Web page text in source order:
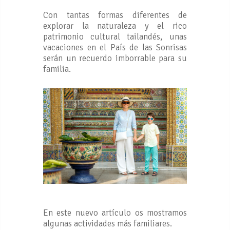
Con tantas formas diferentes de
explorar la naturaleza y el rico
patrimonio cultural tailandés, unas
vacaciones en el País de las Sonrisas
serán un recuerdo imborrable para su
familia.
En este nuevo artículo os mostramos
algunas actividades más familiares.